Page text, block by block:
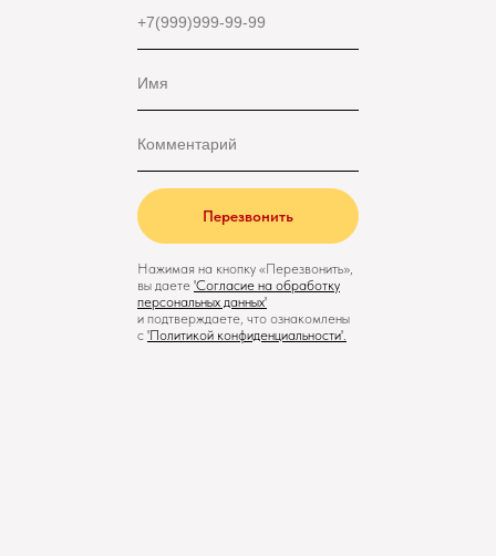
Перезвонить
Нажимая на кнопку «Перезвонить»,
вы даете 'Cогласие на обработку
персональных данных'
и подтверждаете, что ознакомлены
с 'Политикой конфиденциальности'.